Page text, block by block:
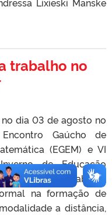
trabalho no
dia 03 de agosto no
Gaúcho de
(EGEM) e VI
de Educação
o trabalho
na formação de
a distância,